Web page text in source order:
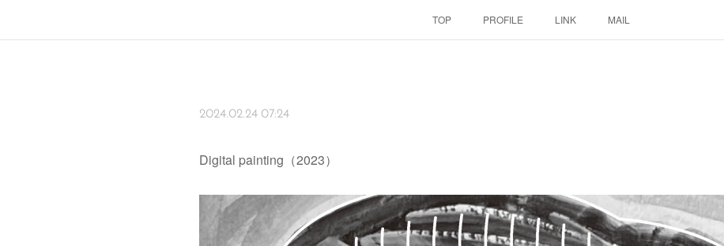
TOP PROFILE LINK MAIL
2024.02.24 07:24
Digital painting（2023）